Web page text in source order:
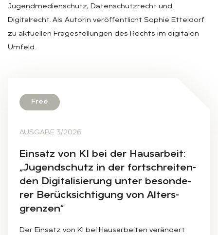
Jugendmedienschutz, Datenschutzrecht und
Digitalrecht. Als Autorin veröffentlicht Sophie Etteldorf
zu aktuellen Fragestellungen des Rechts im digitalen
Umfeld.
Free
AUSGABE 3/2026
Ein­satz von KI bei der Haus­ar­beit:
„Ju­gend­schutz in der fort­schrei­ten­
den Di­gi­ta­li­sie­rung un­ter be­son­de­
rer Be­rück­sich­ti­gung von Al­ters­
gren­zen“
Der Einsatz von KI bei Hausarbeiten verändert